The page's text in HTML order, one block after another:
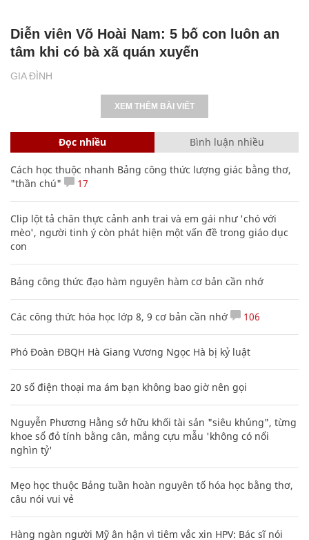
GIA ĐÌNH
Diễn viên Võ Hoài Nam: 5 bố con luôn an
tâm khi có bà xã quán xuyến
XEM THÊM BÀI VIẾT
Đọc nhiều Bình luận nhiều
Cách học thuộc nhanh Bảng công thức lượng giác bằng thơ,
"thần chú"
17
Clip lột tả chân thực cảnh anh trai và em gái như 'chó với
mèo', người tinh ý còn phát hiện một vấn đề trong giáo dục
con
Bảng công thức đạo hàm nguyên hàm cơ bản cần nhớ
Các công thức hóa học lớp 8, 9 cơ bản cần nhớ 106
Phó Đoàn ĐBQH Hà Giang Vương Ngọc Hà bị kỷ luật
20 số điện thoại ma ám bạn không bao giờ nên gọi
Nguyễn Phương Hằng sở hữu khối tài sản "siêu khủng", từng
khoe sổ đỏ tính bằng cân, mắng cựu mẫu 'không có nổi
nghìn tỷ'
Mẹo học thuộc Bảng tuần hoàn nguyên tố hóa học bằng thơ,
câu nói vui vẻ
Hàng ngàn người Mỹ ân hận vì tiêm vắc xin HPV: Bác sĩ nói